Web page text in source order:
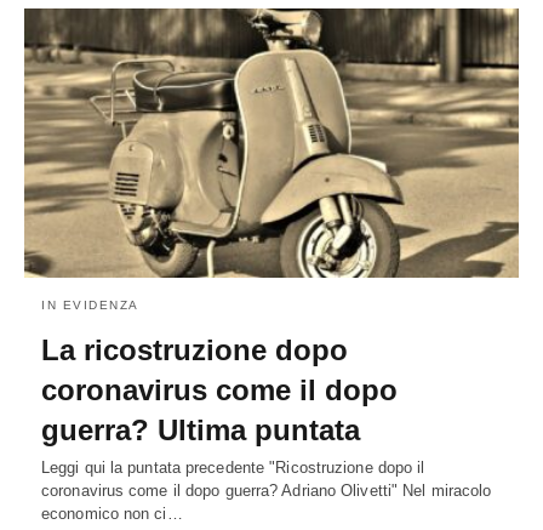
IN EVIDENZA
La ricostruzione dopo
coronavirus come il dopo
guerra? Ultima puntata
Leggi qui la puntata precedente "Ricostruzione dopo il
coronavirus come il dopo guerra? Adriano Olivetti" Nel miracolo
economico non ci…